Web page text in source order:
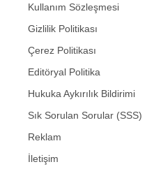
Kullanım Sözleşmesi
Gizlilik Politikası
Çerez Politikası
Editöryal Politika
Hukuka Aykırılık Bildirimi
Sık Sorulan Sorular (SSS)
Reklam
İletişim